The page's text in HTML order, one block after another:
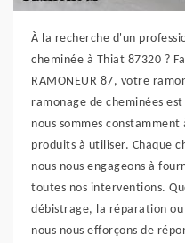
À la recherche d'un
cheminée à Thiat 87320 ?
RAMONEUR 87, votre
ramonage de cheminées
nous sommes
produits à utiliser. Chaque
nous nous engageons à
toutes nos interventions.
débistrage, la réparation
nous nous efforçons de